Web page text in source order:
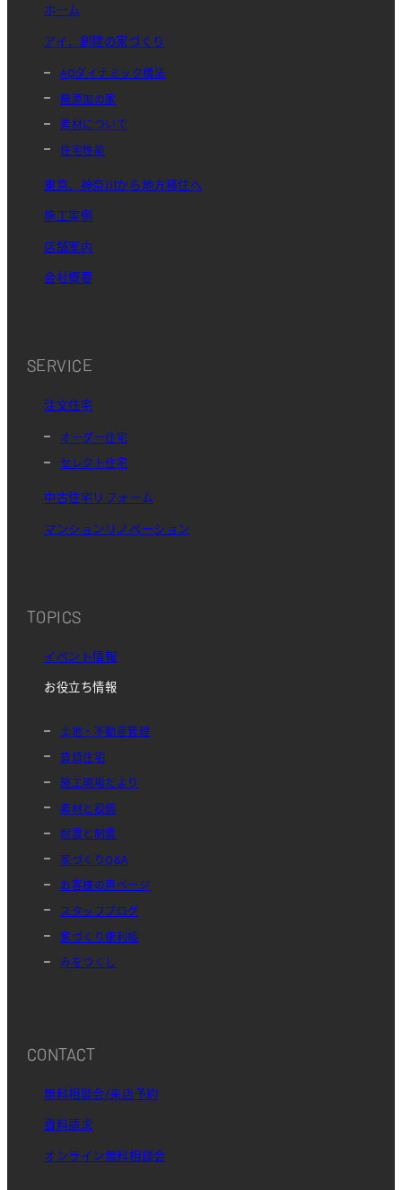
ホーム
アイ．創建の家づくり
AQダイナミック構法
無添加の家
素材について
住宅性能
東京、神奈川から地方移住へ
施工実例
店舗案内
会社概要
SERVICE
注文住宅
オーダー住宅
セレクト住宅
中古住宅リフォーム
マンションリノベーション
TOPICS
イベント情報
お役立ち情報
土地・不動産管理
賃貸住宅
施工現場だより
素材と設備
耐震と制震
家づくりQ&A
お客様の声ページ
スタッフブログ
家づくり便利帳
みをつくし
CONTACT
無料相談会/来店予約
資料請求
オンライン無料相談会